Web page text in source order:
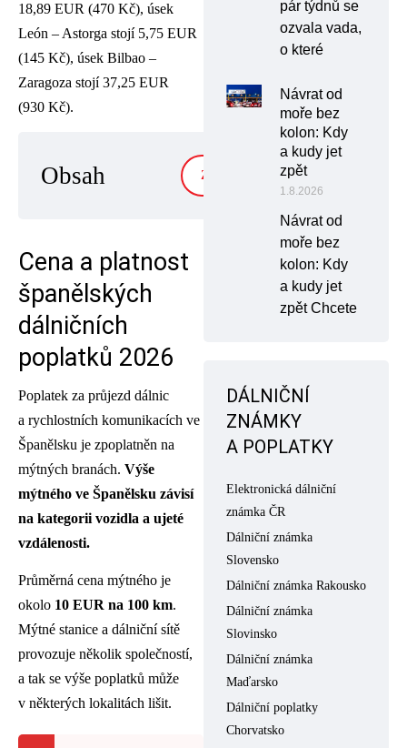
18,89 EUR (470 Kč), úsek
León – Astorga stojí 5,75 EUR
(145 Kč), úsek Bilbao –
Zaragoza stojí 37,25 EUR
(930 Kč).
Obsah ZOBRAZIT
Cena a platnost
španělských
dálničních
poplatků 2026
Poplatek za průjezd dálnic
a rychlostních komunikacích ve
Španělsku je zpoplatněn na
mýtných branách. Výše
mýtného ve Španělsku závisí
na kategorii vozidla a ujeté
vzdálenosti.
Průměrná cena mýtného je
okolo 10 EUR na 100 km.
Mýtné stanice a dálniční sítě
provozuje několik společností,
a tak se výše poplatků může
v některých lokalitách lišit.
pár týdnů se
ozvala vada,
o které
Návrat od
moře bez
kolon: Kdy
a kudy jet
zpět
1.8.2026
Návrat od
moře bez
kolon: Kdy
a kudy jet
zpět Chcete
DÁLNIČNÍ
ZNÁMKY
A POPLATKY
Elektronická dálniční
známka ČR
Dálniční známka
Slovensko
Dálniční známka Rakousko
Dálniční známka
Slovinsko
Dálniční známka
Maďarsko
Dálniční poplatky
Chorvatsko